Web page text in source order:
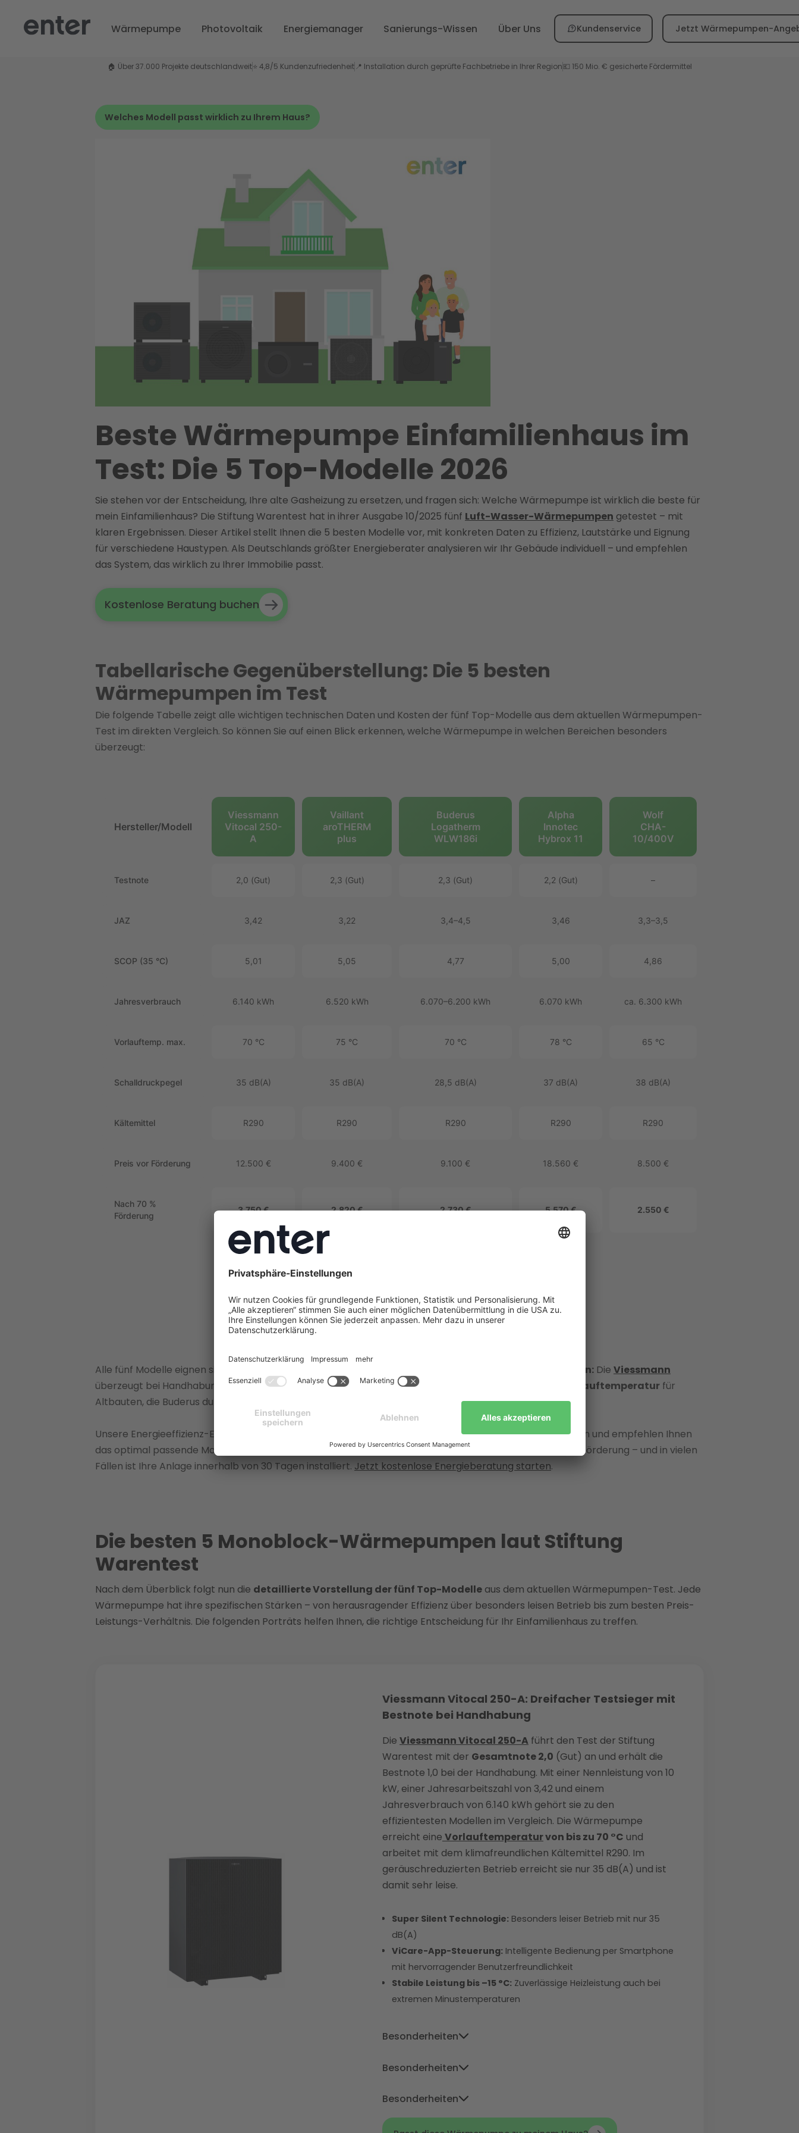
Jetzt Wärmepumpen-
Wärmepumpe Photovoltaik Energiemanager Sanierungs-Wissen Über Uns Kundenservice
🏠 Über 37.000 Projekte deutschlandweit⭐ 4,8/5 Kundenzufriedenheit 📍 Installation durch geprüfte Fachbetriebe in Ihrer Region💶 150 Mio. € gesicherte Fördermittel
Welches Modell passt wirklich zu Ihrem Haus?
Beste Wärmepumpe Einfamilienhaus im
Test: Die 5 Top-Modelle 2026
Sie stehen vor der Entscheidung, Ihre alte Gasheizung zu ersetzen, und fragen sich: Welche Wärmepumpe ist wirklich die beste für
mein Einfamilienhaus? Die Stiftung Warentest hat in ihrer Ausgabe 10/2025 fünf Luft-Wasser-Wärmepumpen getestet – mit
klaren Ergebnissen. Dieser Artikel stellt Ihnen die 5 besten Modelle vor, mit konkreten Daten zu Effizienz, Lautstärke und Eignung
für verschiedene Haustypen. Als Deutschlands größter Energieberater analysieren wir Ihr Gebäude individuell – und empfehlen
das System, das wirklich zu Ihrer Immobilie passt.
Kostenlose Beratung buchen
Tabellarische Gegenüberstellung: Die 5 besten
Wärmepumpen im Test
Die folgende Tabelle zeigt alle wichtigen technischen Daten und Kosten der fünf Top-Modelle aus dem aktuellen Wärmepumpen-
Test im direkten Vergleich. So können Sie auf einen Blick erkennen, welche Wärmepumpe in welchen Bereichen besonders
überzeugt:
Hersteller/Modell
Viessmann
Vitocal 250-
A
Vaillant
aroTHERM
plus
Buderus
Logatherm
WLW186i
Alpha
Innotec
Hybrox 11
Wolf
CHA-
10/400V
Testnote 2,0 (Gut) 2,3 (Gut) 2,3 (Gut) 2,2 (Gut) –
JAZ 3,42 3,22 3,4–4,5 3,46 3,3–3,5
SCOP (35 °C) 5,01 5,05 4,77 5,00 4,86
Jahresverbrauch 6.140 kWh 6.520 kWh 6.070–6.200 kWh 6.070 kWh ca. 6.300 kWh
Vorlauftemp. max. 70 °C 75 °C 70 °C 78 °C 65 °C
Schalldruckpegel 35 dB(A) 35 dB(A) 28,5 dB(A) 37 dB(A) 38 dB(A)
Kältemittel R290 R290 R290 R290 R290
Preis vor Förderung 12.500 € 9.400 € 9.100 € 18.560 € 8.500 €
Nach 70 %
Förderung
3.750 € 2.820 € 2.730 € 5.570 € 2.550 €
Jetzt Wärmepumpen-Angebot erhalten
Alle fünf Modelle eignen sich grundsätzlich für Einfamilienhäuser, haben jedoch unterschiedliche Stärken: Die Viessmann
überzeugt bei Handhabung und Smart-Home-Integration, die Alpha Innotec bei Effizienz und
Vorlauftemperatur für
Altbauten, die Buderus durch außergewöhnlich niedrige Lautstärke.
Unsere Energieeffizienz-Experten analysieren in einem kostenlosen VideogesprächIhre Gebäudedaten und empfehlen Ihnen
das optimal passende Modell für Ihre individuellen Anforderungen. Wir sichern Ihnen dabei die maximale Förderung – und in vielen
Fällen ist Ihre Anlage innerhalb von 30 Tagen installiert. Jetzt kostenlose Energieberatung starten.
Die besten 5 Monoblock-Wärmepumpen laut Stiftung
Warentest
Nach dem Überblick folgt nun die detaillierte Vorstellung der fünf Top-Modelle aus dem aktuellen Wärmepumpen-Test. Jede
Wärmepumpe hat ihre spezifischen Stärken – von herausragender Effizienz über besonders leisen Betrieb bis zum besten Preis-
Leistungs-Verhältnis. Die folgenden Porträts helfen Ihnen, die richtige Entscheidung für Ihr Einfamilienhaus zu treffen.
Viessmann Vitocal 250-A: Dreifacher Testsieger mit
Bestnote bei Handhabung
Die Viessmann Vitocal 250-A führt den Test der Stiftung
Warentest mit der Gesamtnote 2,0 (Gut) an und erhält die
Bestnote 1,0 bei der Handhabung. Mit einer Nennleistung von 10
kW, einer Jahresarbeitszahl von 3,42 und einem
Jahresverbrauch von 6.140 kWh gehört sie zu den
effizientesten Modellen im Vergleich. Die Wärmepumpe
erreicht eine Vorlauftemperaturvon bis zu 70 °C und
arbeitet mit dem klimafreundlichen Kältemittel R290. Im
geräuschreduzierten Betrieb erreicht sie nur 35 dB(A) und ist
damit sehr leise.
Super Silent Technologie: Besonders leiser Betrieb mit nur 35
dB(A)
ViCare-App-Steuerung: Intelligente Bedienung per Smartphone
mit hervorragender Benutzerfreundlichkeit
Stabile Leistung bis –15 °C: Zuverlässige Heizleistung auch bei
extremen Minustemperaturen
Besonderheiten
niedrigen Außentemperaturen, ideal für
Logatherm punktet mit ihrer robusten Bauweise und
zuverlässigen Leistung selbst bei extremen
Besonderheiten
niedrigen Außentemperaturen, ideal für
Altbautenmit höheren Vorlauftemperaturen. Die Buderus
Besonderheiten
Niedrigster Stromverbrauch im Test, besonders effizient bei